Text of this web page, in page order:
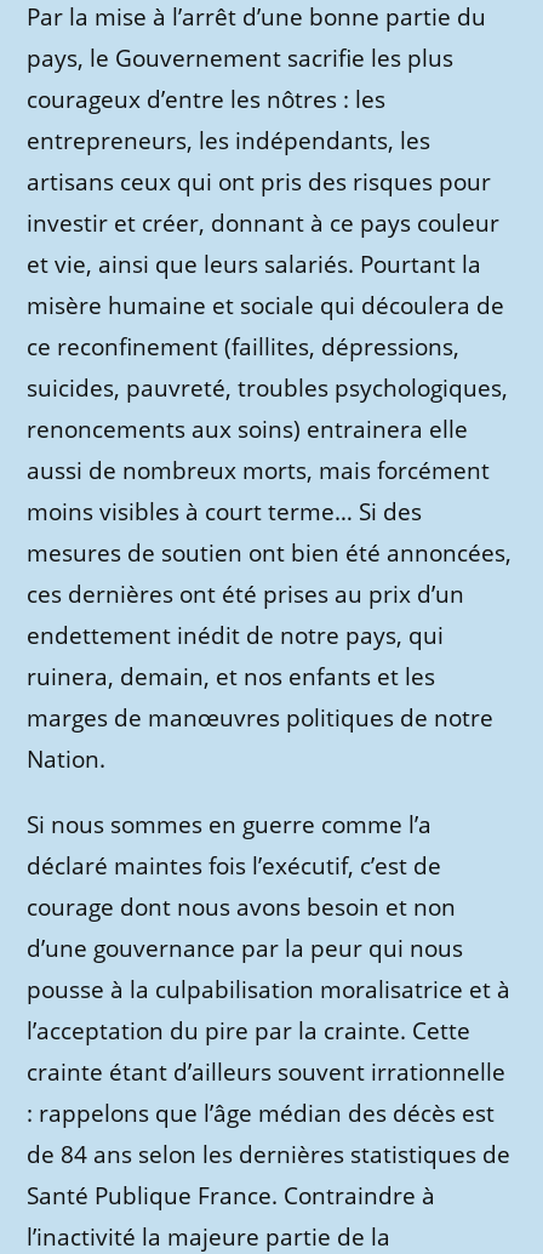
Par la mise à l’arrêt d’une bonne partie du
pays, le Gouvernement sacrifie les plus
courageux d’entre les nôtres : les
entrepreneurs, les indépendants, les
artisans ceux qui ont pris des risques pour
investir et créer, donnant à ce pays couleur
et vie, ainsi que leurs salariés. Pourtant la
misère humaine et sociale qui découlera de
ce reconfinement (faillites, dépressions,
suicides, pauvreté, troubles psychologiques,
renoncements aux soins) entrainera elle
aussi de nombreux morts, mais forcément
moins visibles à court terme… Si des
mesures de soutien ont bien été annoncées,
ces dernières ont été prises au prix d’un
endettement inédit de notre pays, qui
ruinera, demain, et nos enfants et les
marges de manœuvres politiques de notre
Nation.
Si nous sommes en guerre comme l’a
déclaré maintes fois l’exécutif, c’est de
courage dont nous avons besoin et non
d’une gouvernance par la peur qui nous
pousse à la culpabilisation moralisatrice et à
l’acceptation du pire par la crainte. Cette
crainte étant d’ailleurs souvent irrationnelle
: rappelons que l’âge médian des décès est
de 84 ans selon les dernières statistiques de
Santé Publique France. Contraindre à
l’inactivité la majeure partie de la